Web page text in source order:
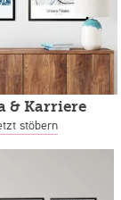
& Karriere
stöbern